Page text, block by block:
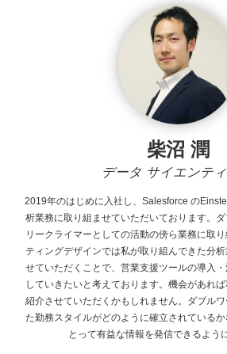
柴沼 潤
データ サイエンテ
2019年のはじめに入社し、Salesforce の
析業務に取り組ませていただいております。
リークライマーとしての活動の傍ら業務に取
ティングデザインでは私が取り組んできた分
せていただくことで、営業支援ツールの導入
していきたいと考えております。機会があれ
紹介させていただくかもしれません。ダブル
た勤務スタイルがどのように確立されている
とって有益な情報を発信できるよう